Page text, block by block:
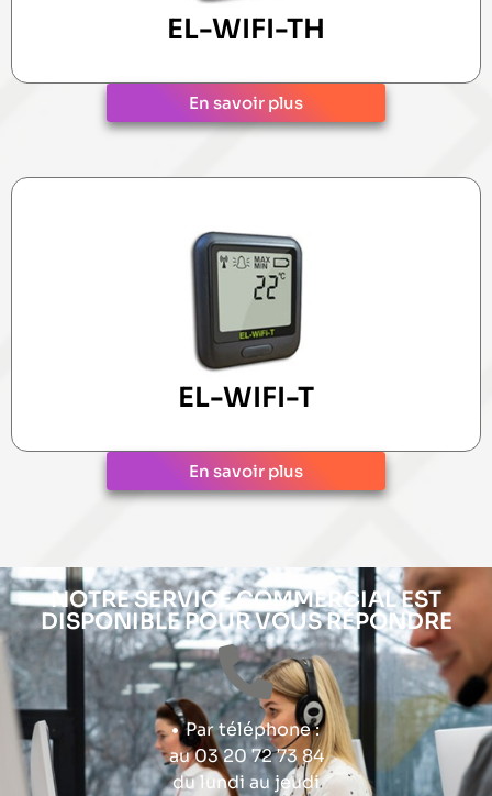
EL-WIFI-TH
En savoir plus
EL-WIFI-T
En savoir plus
NOTRE SERVICE COMMERCIAL EST
DISPONIBLE POUR VOUS RÉPONDRE
Par téléphone :
au 03 20 72 73 84
du lundi au jeudi